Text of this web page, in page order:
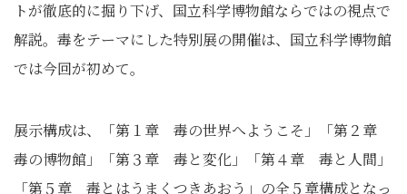
トが徹底的に掘り下げ、国立科学博物館ならではの視点で
解説。毒をテーマにした特別展の開催は、国立科学博物館
では今回が初めて。
展示構成は、「第１章 毒の世界へようこそ」「第２章
毒の博物館」「第３章 毒と変化」「第４章 毒と人間」
「第５章 毒とはうまくつきあおう」の全５章構成となっ